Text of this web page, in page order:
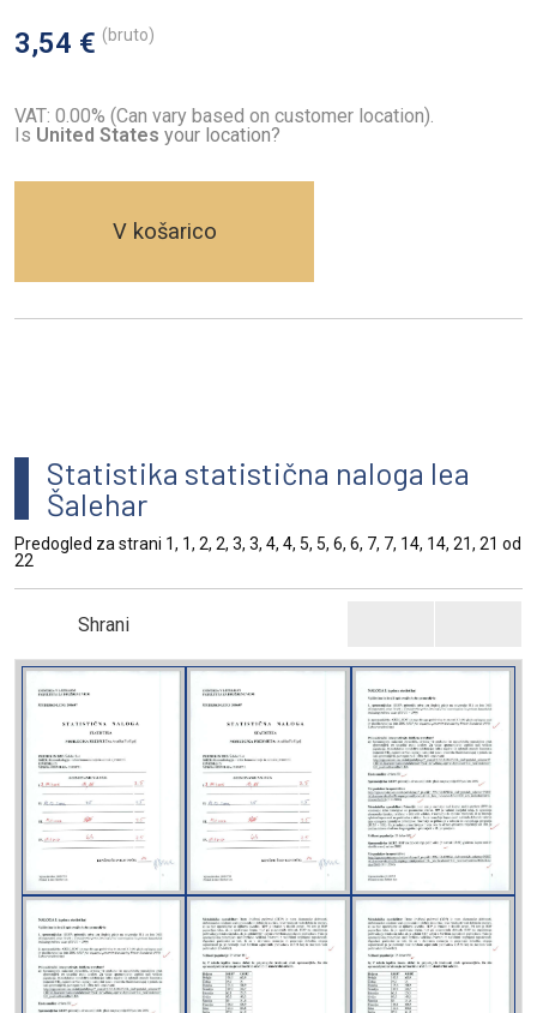
3,54 € (bruto)
VAT: 0.00% (Can vary based on customer location).
Is United States your location?
V košarico
Statistika statistična naloga lea
Šalehar
Predogled za strani 1, 1, 2, 2, 3, 3, 4, 4, 5, 5, 6, 6, 7, 7, 14, 14, 21, 21 od
22
Shrani